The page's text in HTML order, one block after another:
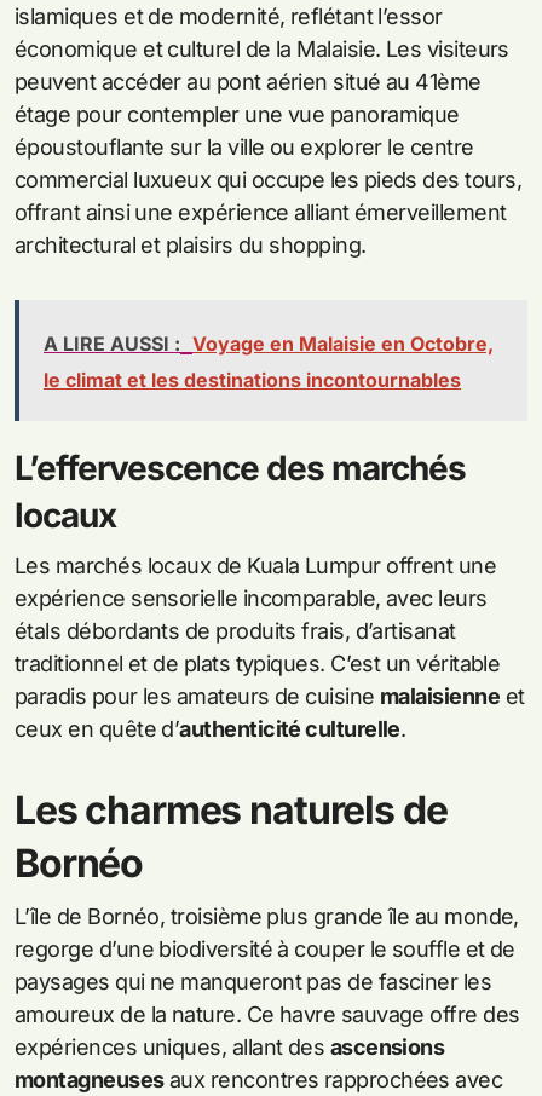
islamiques et de modernité, reflétant l’essor
économique et culturel de la Malaisie. Les visiteurs
peuvent accéder au pont aérien situé au 41ème
étage pour contempler une vue panoramique
époustouflante sur la ville ou explorer le centre
commercial luxueux qui occupe les pieds des tours,
offrant ainsi une expérience alliant émerveillement
architectural et plaisirs du shopping.
A LIRE AUSSI : Voyage en Malaisie en Octobre,
le climat et les destinations incontournables
L’effervescence des marchés
locaux
Les marchés locaux de Kuala Lumpur offrent une
expérience sensorielle incomparable, avec leurs
étals débordants de produits frais, d’artisanat
traditionnel et de plats typiques. C’est un véritable
paradis pour les amateurs de cuisine malaisienne et
ceux en quête d’authenticité culturelle.
Les charmes naturels de
Bornéo
L’île de Bornéo, troisième plus grande île au monde,
regorge d’une biodiversité à couper le souffle et de
paysages qui ne manqueront pas de fasciner les
amoureux de la nature. Ce havre sauvage offre des
expériences uniques, allant des ascensions
montagneusesaux rencontres rapprochées avec